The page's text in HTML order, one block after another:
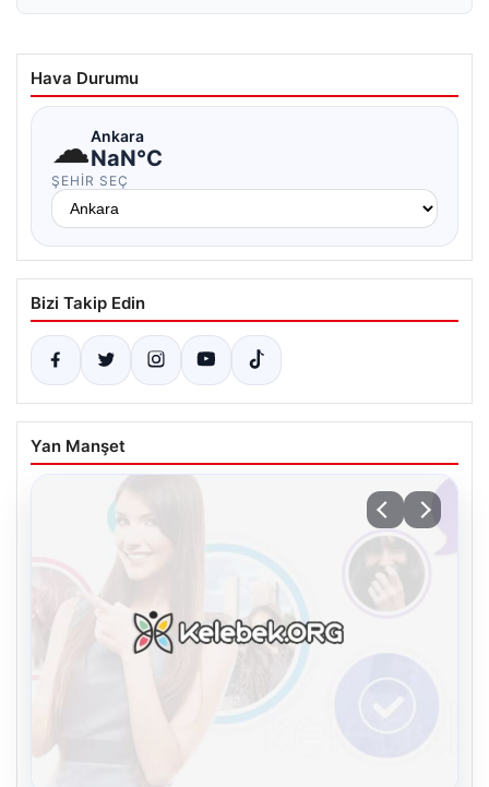
Hava Durumu
☁Ankara
NaN°C
ŞEHIR SEÇ
Bizi Takip Edin
Yan Manşet